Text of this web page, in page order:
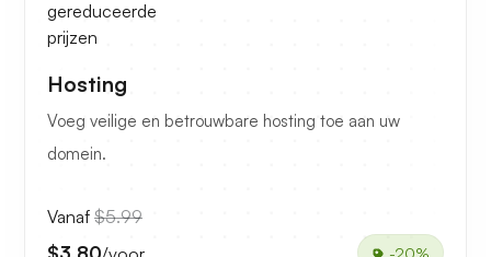
Hosting
Voeg veilige en betrouwbare hosting toe aan uw
domein.
Vanaf $5.99
-20%